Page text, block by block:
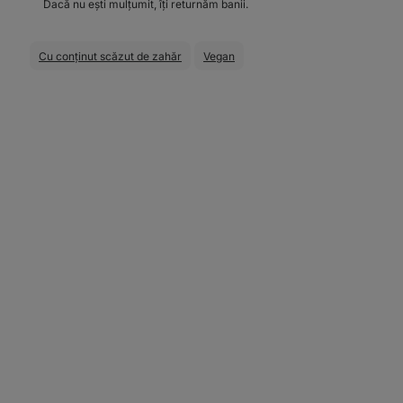
Dacă nu ești mulțumit, îți returnăm banii.
Cu conținut scăzut de zahăr Vegan